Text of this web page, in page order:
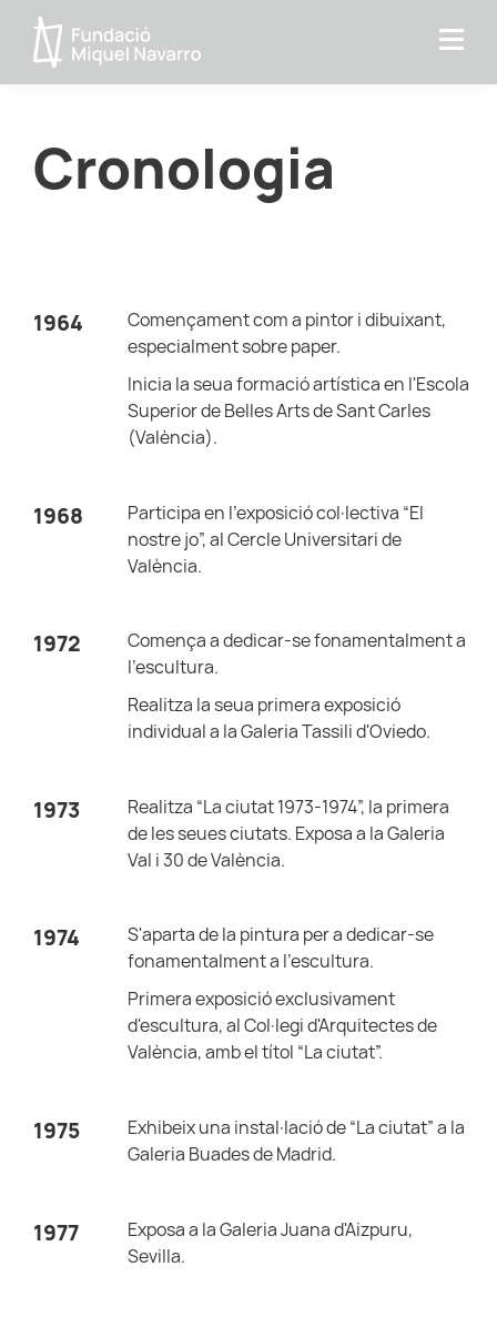
primary
mainFundacio
Cronologia
1964
Començament com a pintor i dibuixant,
especialment sobre paper.
Inicia la seua formació artística en l'Escola
Superior de Belles Arts de Sant Carles
(València).
1968
Participa en l'exposició col·lectiva “El
nostre jo”, al Cercle Universitari de
València.
1972
Comença a dedicar-se fonamentalment a
l'escultura.
Realitza la seua primera exposició
individual a la Galeria Tassili d'Oviedo.
1973
Realitza “La ciutat 1973-1974”, la primera
de les seues ciutats. Exposa a la Galeria
Val i 30 de València.
1974
S'aparta de la pintura per a dedicar-se
fonamentalment a l'escultura.
Primera exposició exclusivament
d'escultura, al Col·legi d'Arquitectes de
València, amb el títol “La ciutat”.
1975
Exhibeix una instal·lació de “La ciutat” a la
Galeria Buades de Madrid.
1977
Exposa a la Galeria Juana d'Aizpuru,
Sevilla.